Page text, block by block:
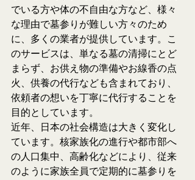
でいる方や体の不自由な方など、様々
な理由で墓参りが難しい方々のため
に、多くの業者が提供しています。こ
のサービスは、単なる墓の清掃にとど
まらず、お供え物の準備やお線香の点
火、供養の代行なども含まれており、
依頼者の想いを丁寧に代行することを
目的としています。
近年、日本の社会構造は大きく変化し
ています。核家族化の進行や都市部へ
の人口集中、高齢化などにより、従来
のように家族全員で定期的に墓参りを